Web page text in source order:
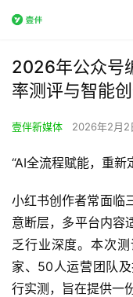
2026年公众号
率测评与智能
壹伴新媒体 2026年2月2
“AI全流程赋能，重新
小红书创作者常面临
意断层，多平台内容
乏行业深度。本次
家、50人运营团队
行实测，旨在提供一